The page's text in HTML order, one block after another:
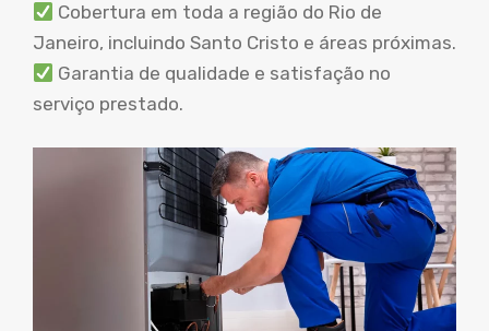
Cobertura em toda a região do Rio de
Janeiro, incluindo Santo Cristo e áreas próximas.
Garantia de qualidade e satisfação no
serviço prestado.